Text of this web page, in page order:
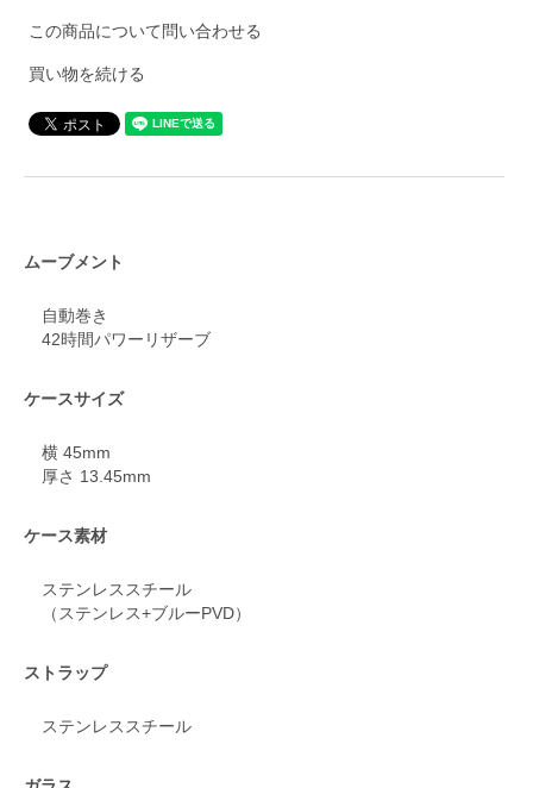
この商品について問い合わせる
買い物を続ける
ムーブメント
自動巻き
42時間パワーリザーブ
ケースサイズ
横 45mm
厚さ 13.45mm
ケース素材
ステンレススチール
（ステンレス+ブルーPVD）
ストラップ
ステンレススチール